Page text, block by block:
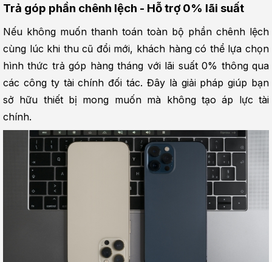
Trả góp phần chênh lệch - Hỗ trợ 0% lãi suất
Nếu không muốn thanh toán toàn bộ phần chênh lệch
cùng lúc khi thu cũ đổi mới, khách hàng có thể lựa chọn
hình thức trả góp hàng tháng với lãi suất 0% thông qua
các công ty tài chính đối tác. Đây là giải pháp giúp bạn
sở hữu thiết bị mong muốn mà không tạo áp lực tài
chính.